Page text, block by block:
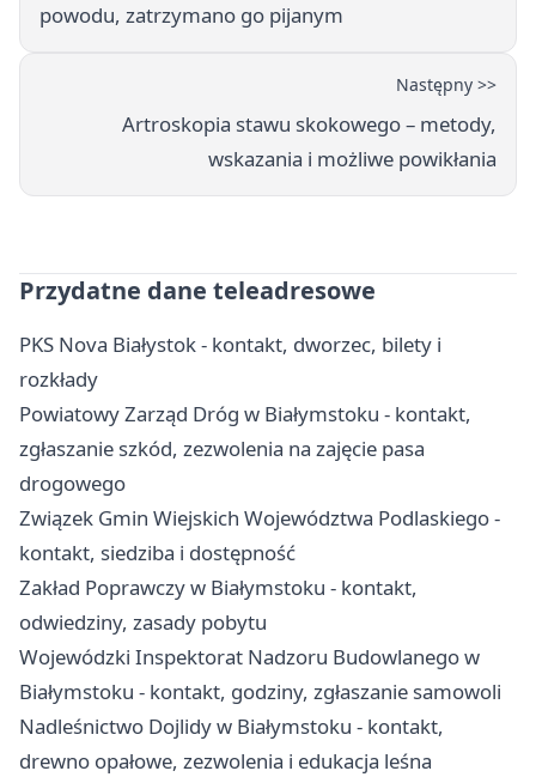
powodu, zatrzymano go pijanym
Następny >>
Artroskopia stawu skokowego – metody,
wskazania i możliwe powikłania
Przydatne dane teleadresowe
PKS Nova Białystok - kontakt, dworzec, bilety i
rozkłady
Powiatowy Zarząd Dróg w Białymstoku - kontakt,
zgłaszanie szkód, zezwolenia na zajęcie pasa
drogowego
Związek Gmin Wiejskich Województwa Podlaskiego -
kontakt, siedziba i dostępność
Zakład Poprawczy w Białymstoku - kontakt,
odwiedziny, zasady pobytu
Wojewódzki Inspektorat Nadzoru Budowlanego w
Białymstoku - kontakt, godziny, zgłaszanie samowoli
Nadleśnictwo Dojlidy w Białymstoku - kontakt,
drewno opałowe, zezwolenia i edukacja leśna